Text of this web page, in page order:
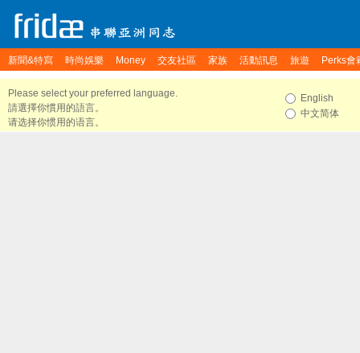
新聞&特寫 時尚娛樂 Money 交友社區 家族 活動訊息 旅遊 Perks會
Please select your preferred language.
請選擇你慣用的語言。
请选择你惯用的语言。
English
中文简体